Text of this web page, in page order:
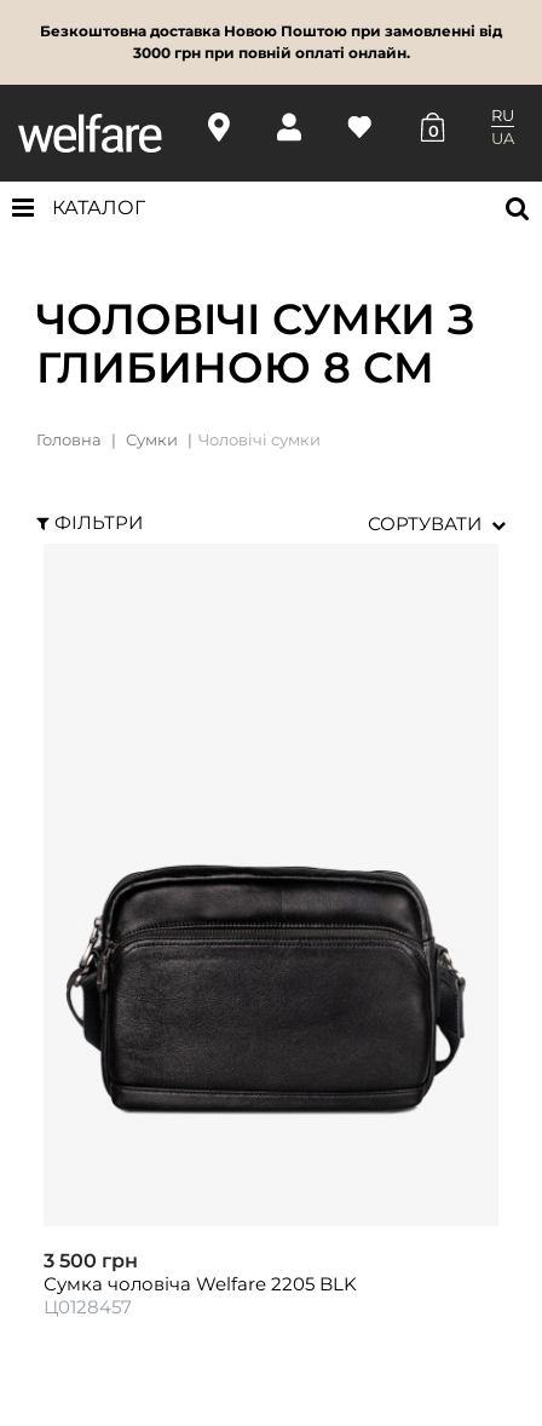
Безкоштовна доставка Новою Поштою при замовленні від
3000 грн при повній оплаті онлайн.
0
RU
UA
КАТАЛОГ
ЧОЛОВІЧІ СУМКИ З
ГЛИБИНОЮ 8 СМ
Головна Сумки Чоловічі сумки
ФІЛЬТРИ СОРТУВАТИ
3 500 грн
Сумка чоловіча Welfare 2205 BLK
Ц0128457